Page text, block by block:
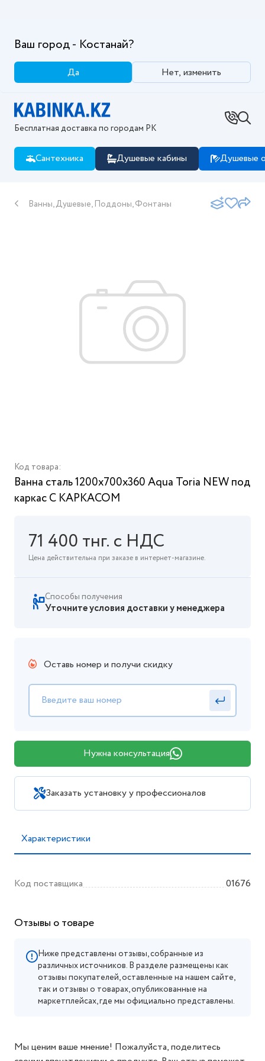
Ваш город - Костанай?
Да Нет, изменить
Бесплатная доставка по городам РК
Сантехника Душевые кабины Душевые
Ванны, Душевые, Поддоны, Фонтаны
Код товара:
Ванна сталь 1200х700х360 Aqua Toria NEW под
каркас С КАРКАСОМ
71 400 тнг. с НДС
Цена действительна при заказе в интернет-магазине.
Способы получения
Уточните условия доставки у менеджера
Оставь номер и получи скидку
Нужна консультация
Заказать установку у профессионалов
Характеристики
Код поставщика 01676
Отзывы о товаре
Ниже представлены отзывы, собранные из
различных источников. В разделе размещены как
отзывы покупателей, оставленные на нашем сайте,
так и отзывы о товарах, опубликованные на
маркетплейсах, где мы официально представлены.
Мы ценим ваше мнение! Пожалуйста, поделитесь